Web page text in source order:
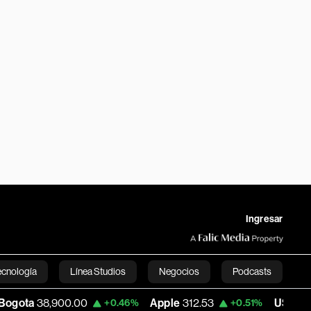
Ingresar
Línea Studios Negocios Podcasts
English
+0.46% Apple 312.53 +0.51% USD COP 3,159.39